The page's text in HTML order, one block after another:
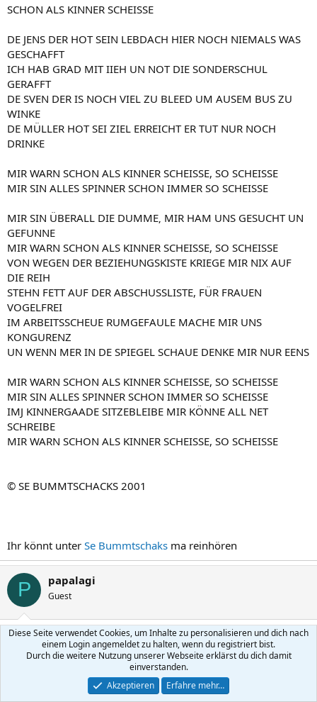
SCHON ALS KINNER SCHEISSE
DE JENS DER HOT SEIN LEBDACH HIER NOCH NIEMALS WAS
GESCHAFFT
ICH HAB GRAD MIT IIEH UN NOT DIE SONDERSCHUL
GERAFFT
DE SVEN DER IS NOCH VIEL ZU BLEED UM AUSEM BUS ZU
WINKE
DE MÜLLER HOT SEI ZIEL ERREICHT ER TUT NUR NOCH
DRINKE
MIR WARN SCHON ALS KINNER SCHEISSE, SO SCHEISSE
MIR SIN ALLES SPINNER SCHON IMMER SO SCHEISSE
MIR SIN ÜBERALL DIE DUMME‚ MIR HAM UNS GESUCHT UN
GEFUNNE
MIR WARN SCHON ALS KINNER SCHEISSE, SO SCHEISSE
VON WEGEN DER BEZIEHUNGSKISTE KRIEGE MIR NIX AUF
DIE REIH
STEHN FETT AUF DER ABSCHUSSLISTE, FÜR FRAUEN
VOGELFREI
IM ARBEITSSCHEUE RUMGEFAULE MACHE MIR UNS
KONGURENZ
UN WENN MER IN DE SPIEGEL SCHAUE DENKE MIR NUR EENS
MIR WARN SCHON ALS KINNER SCHEISSE, SO SCHEISSE
MIR SIN ALLES SPINNER SCHON IMMER SO SCHEISSE
IMJ KINNERGAADE SITZEBLEIBE MIR KÖNNE ALL NET
SCHREIBE
MIR WARN SCHON ALS KINNER SCHEISSE, SO SCHEISSE
© SE BUMMTSCHACKS 2001
Ihr könnt unter Se Bummtschaks ma reinhören
P papalagi
Guest
9 Februar 2004 #23
@bert
wir haben den gleichen Geschmack, was Musik angeht 8)
Diese Seite verwendet Cookies, um Inhalte zu personalisieren und dich nach
einem Login angemeldet zu halten, wenn du registriert bist.
Durch die weitere Nutzung unserer Webseite erklärst du dich damit
einverstanden.
Akzeptieren
Erfahre mehr…